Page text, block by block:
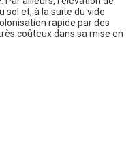
et, à la suite du vide
rapide par des
coûteux dans sa mise en